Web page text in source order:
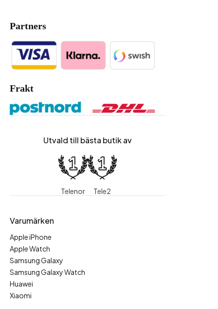
Partners
Frakt
Utvald till bästa butik av
Telenor Tele2
Varumärken
Apple iPhone
Apple Watch
Samsung Galaxy
Samsung Galaxy Watch
Huawei
Xiaomi